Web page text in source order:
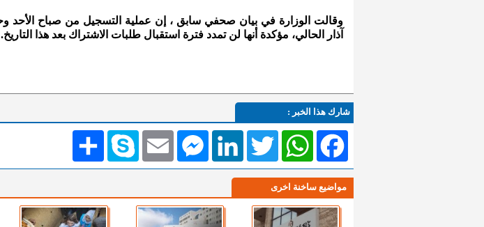
آذار الحالي، مؤكدة أنها لن تمدد فترة استقبال طلبات الاشتراك بعد هذا التاريخ.
شارك هذا الخبر :
انشر Skype EmailMessengerLinkedIn TwitterWhatsAppFacebook
مواضيع ساخنة اخرى